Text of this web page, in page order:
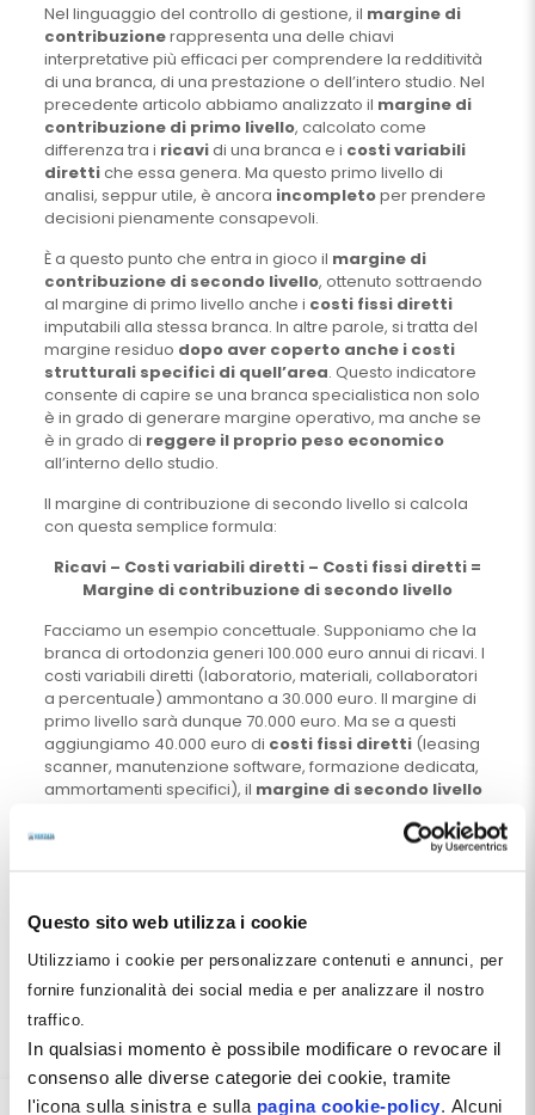
Questo sito web utilizza i cookie
Utilizziamo i cookie per personalizzare contenuti e annunci, per
fornire funzionalità dei social media e per analizzare il nostro
traffico.
In qualsiasi momento è possibile modificare o revocare il
consenso alle diverse categorie dei cookie, tramite
l'icona sulla sinistra e sulla pagina cookie-policy. Alcuni
Nel linguaggio del controllo di gestione, il margine di
contribuzionerappresenta una delle chiavi
interpretative più efficaci per comprendere la redditività
di una branca, di una prestazione o dell’intero studio. Nel
precedente articolo abbiamo analizzato il margine di
contribuzione di primo livello, calcolato come
differenza tra i ricavidi una branca e i costi variabili
direttiche essa genera. Ma questo primo livello di
analisi, seppur utile, è ancora incompletoper prendere
decisioni pienamente consapevoli.
È a questo punto che entra in gioco il margine di
contribuzione di secondo livello, ottenuto sottraendo
al margine di primo livello anche i costi fissi diretti
imputabili alla stessa branca. In altre parole, si tratta del
margine residuo dopo aver coperto anche i costi
strutturali specifici di quell’area. Questo indicatore
consente di capire se una branca specialistica non solo
è in grado di generare margine operativo, ma anche se
è in grado di reggere il proprio peso economico
all’interno dello studio.
Il margine di contribuzione di secondo livello si calcola
con questa semplice formula:
Ricavi – Costi variabili diretti – Costi fissi diretti =
Margine di contribuzione di secondo livello
Facciamo un esempio concettuale. Supponiamo che la
branca di ortodonzia generi 100.000 euro annui di ricavi. I
costi variabili diretti (laboratorio, materiali, collaboratori
a percentuale) ammontano a 30.000 euro. Il margine di
primo livello sarà dunque 70.000 euro. Ma se a questi
aggiungiamo 40.000 euro di costi fissi diretti(leasing
scanner, manutenzione software, formazione dedicata,
ammortamenti specifici), il margine di secondo livello
vero contributo netto della branca al risultato economico
unostrumento strategicoin tre ambiti chiave:
posizionamento del pricing : consente di
verificare se i prezzi applicati sono coerenti con la
struttura dei costi fissi diretti della branca;
valutazione degli investimenti: aiuta a
prevedere se, dopo l’introduzione di un nuovo costo
fisso diretto, la branca sarà ancora in grado di
generare utile;